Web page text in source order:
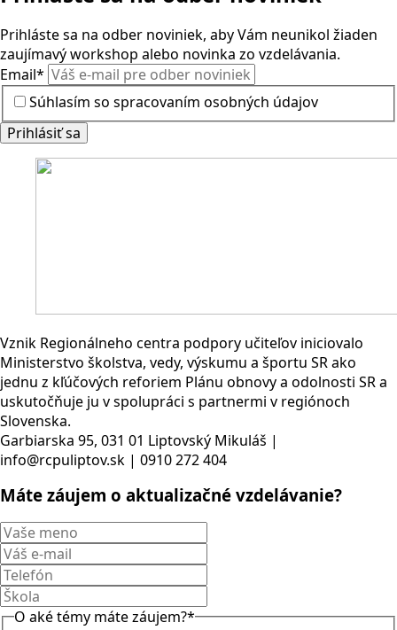
Prihláste sa na odber noviniek, aby Vám neunikol žiaden
zaujímavý workshop alebo novinka zo vzdelávania.
Email*
Súhlasím so spracovaním osobných údajov
Prihlásiť sa
Vznik Regionálneho centra podpory učiteľov iniciovalo
Ministerstvo školstva, vedy, výskumu a športu SR ako
jednu z kľúčových reforiem Plánu obnovy a odolnosti SR a
uskutočňuje ju v spolupráci s partnermi v regiónoch
Slovenska.
Garbiarska 95, 031 01 Liptovský Mikuláš |
info@rcpuliptov.sk | 0910 272 404
Máte záujem o aktualizačné vzdelávanie?
O aké témy máte záujem?*